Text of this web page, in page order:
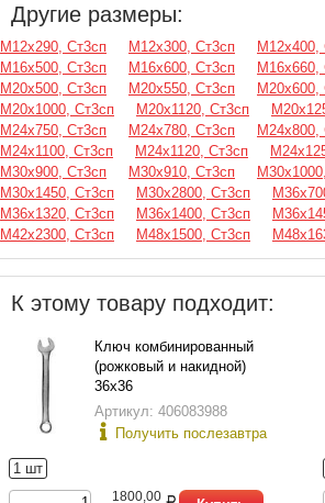
Другие размеры:
М12х290, Ст3сп М12х300, Ст3сп
М12х400,
М16х500, Ст3сп
М16х600, Ст3сп
М16х660,
М20х500, Ст3сп
М20х550, Ст3сп
М20х600,
М20х1000, Ст3сп
М20х1120, Ст3сп
М24х750, Ст3сп
М24х780, Ст3сп
М24х800,
М24х1100, Ст3сп
М24х1120, Ст3сп
М30х900, Ст3сп
М30х910, Ст3сп
М30х1450, Ст3сп
М30х2800, Ст3сп
М36х1320, Ст3сп
М36х1400, Ст3сп
М42х2300, Ст3сп
М48х1500, Ст3сп
К этому товару подходит:
Ключ комбинированный
(рожковый и накидной)
36х36
Артикул: 406083988
Получить послезавтра
1 шт
1800,00